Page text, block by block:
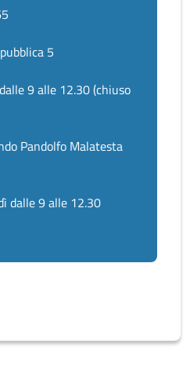
5
9 alle 12.30 (chiuso
Pandolfo Malatesta
dalle 9 alle 12.30